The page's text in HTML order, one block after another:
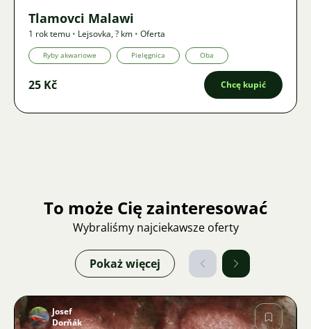
Tlamovci Malawi
1 rok temu • Lejsovka,? km • Oferta
Ryby akwariowe Pielęgnica Oba
25 Kč Chcę kupić
To może Cię zainteresować
Wybraliśmy najciekawsze oferty
Pokaż więcej
Josef
Dorňák